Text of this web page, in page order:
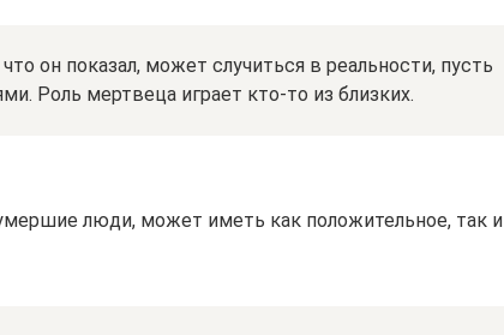
он показал, может случиться в реальности, пусть
Роль мертвеца играет кто-то из близких.
люди, может иметь как положительное, так и